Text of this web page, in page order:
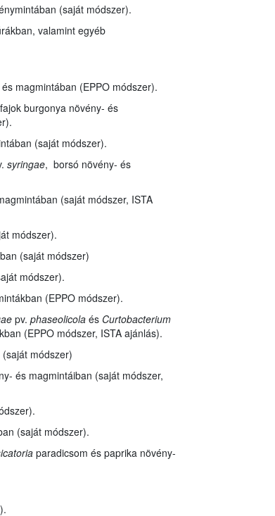
(saját módszer).
valamint egyéb
magmintában (EPPO módszer).
fajok burgonya növény- és
(saját módszer).
syringae, borsó növény- és
(saját módszer, ISTA
módszer).
(saját módszer)
módszer).
(EPPO módszer).
pv. phaseolicola és Curtobacterium
(EPPO módszer, ISTA ajánlás).
módszer)
és magmintáiban (saját módszer,
(saját módszer).
paradicsom és paprika növény-